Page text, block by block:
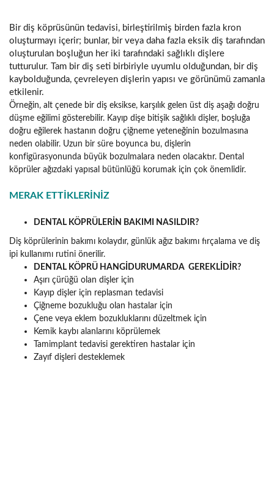
Bir diş köprüsünün tedavisi, birleştirilmiş birden fazla kron
oluşturmayı içerir; bunlar, bir veya daha fazla eksik diş tarafından
oluşturulan boşluğun her iki tarafındaki sağlıklı dişlere
tutturulur. Tam bir diş seti birbiriyle uyumlu olduğundan, bir diş
kaybolduğunda, çevreleyen dişlerin yapısı ve görünümü zamanla
etkilenir.
Örneğin, alt çenede bir diş eksikse, karşılık gelen üst diş aşağı doğru
düşme eğilimi gösterebilir. Kayıp dişe bitişik sağlıklı dişler, boşluğa
doğru eğilerek hastanın doğru çiğneme yeteneğinin bozulmasına
neden olabilir. Uzun bir süre boyunca bu, dişlerin
konfigürasyonunda büyük bozulmalara neden olacaktır. Dental
köprüler ağızdaki yapısal bütünlüğü korumak için çok önemlidir.
MERAK ETTİKLERİNİZ
DENTAL KÖPRÜLERİN BAKIMI NASILDIR?
Diş köprülerinin bakımı kolaydır, günlük ağız bakımı fırçalama ve diş
ipi kullanımı rutini önerilir.
DENTAL KÖPRÜ HANGİDURUMARDA GEREKLİDİR?
Aşırı çürüğü olan dişler için
Kayıp dişler için replasman tedavisi
Çiğneme bozukluğu olan hastalar için
Çene veya eklem bozukluklarını düzeltmek için
Kemik kaybı alanlarını köprülemek
Tamimplant tedavisi gerektiren hastalar için
Zayıf dişleri desteklemek